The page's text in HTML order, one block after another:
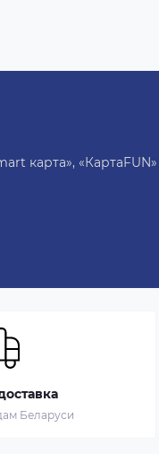
карта», «КартаFUN»
Беларуси